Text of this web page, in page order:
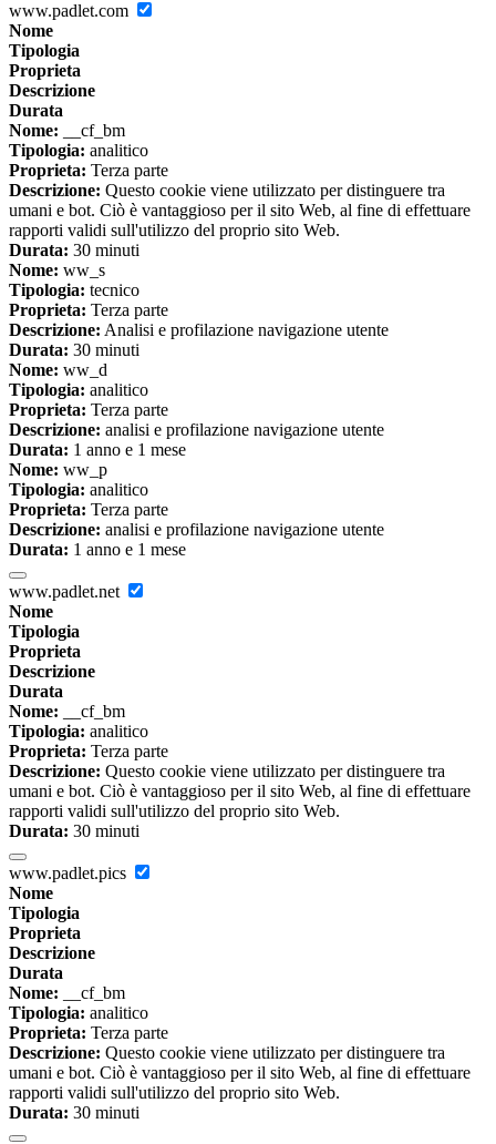
www.padlet.com
Nome
Tipologia
Proprieta
Descrizione
Durata
Nome: __cf_bm
Tipologia: analitico
Proprieta: Terza parte
Descrizione: Questo cookie viene utilizzato per distinguere tra
umani e bot. Ciò è vantaggioso per il sito Web, al fine di effettuare
rapporti validi sull'utilizzo del proprio sito Web.
Durata: 30 minuti
Nome: ww_s
Tipologia: tecnico
Proprieta: Terza parte
Descrizione: Analisi e profilazione navigazione utente
Durata: 30 minuti
Nome: ww_d
Tipologia: analitico
Proprieta: Terza parte
Descrizione: analisi e profilazione navigazione utente
Durata: 1 anno e 1 mese
Nome: ww_p
Tipologia: analitico
Proprieta: Terza parte
Descrizione: analisi e profilazione navigazione utente
Durata: 1 anno e 1 mese
www.padlet.net
Nome
Tipologia
Proprieta
Descrizione
Durata
Nome: __cf_bm
Tipologia: analitico
Proprieta: Terza parte
Descrizione: Questo cookie viene utilizzato per distinguere tra
umani e bot. Ciò è vantaggioso per il sito Web, al fine di effettuare
rapporti validi sull'utilizzo del proprio sito Web.
Durata: 30 minuti
www.padlet.pics
Nome
Tipologia
Proprieta
Descrizione
Durata
Nome: __cf_bm
Tipologia: analitico
Proprieta: Terza parte
Descrizione: Questo cookie viene utilizzato per distinguere tra
umani e bot. Ciò è vantaggioso per il sito Web, al fine di effettuare
rapporti validi sull'utilizzo del proprio sito Web.
Durata: 30 minuti